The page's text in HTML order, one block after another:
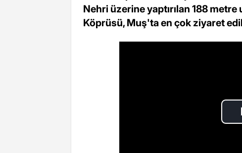
Nehri üzerine yaptırılan 188
Köprüsü, Muş'ta en çok ziyaret